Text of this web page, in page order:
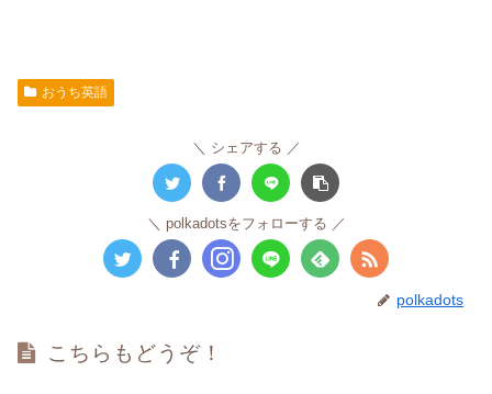
おうち英語
シェアする
polkadotsをフォローする
polkadots
こちらもどうぞ！